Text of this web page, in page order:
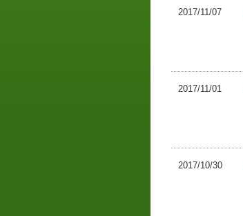
2017/11/07
2017/11/01
2017/10/30